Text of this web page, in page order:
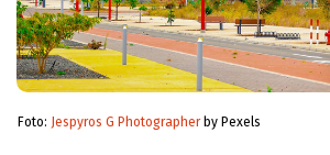
Foto: Jespyros G Photographerby Pexels